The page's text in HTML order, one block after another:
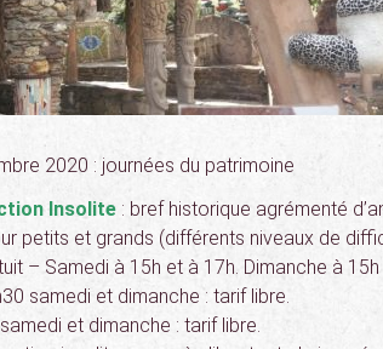
2020 : journées du patrimoine
Insolite : bref historique agrémenté
petits et grands (différents niveaux de
– Samedi à 15h et à 17h. Dimanche à 15h
samedi et dimanche : tarif libre.
et dimanche : tarif libre.